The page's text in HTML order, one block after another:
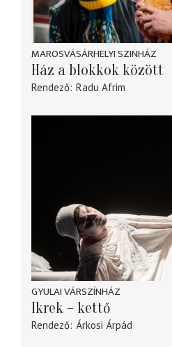
MAROSVÁSÁRHELYI SZINHÁZ
Ház a blokkok között
Rendező Radu Afrim
GYULAI VÁRSZÍNHÁZ
Ikrek – kettő
Rendező Árkosi Árpád